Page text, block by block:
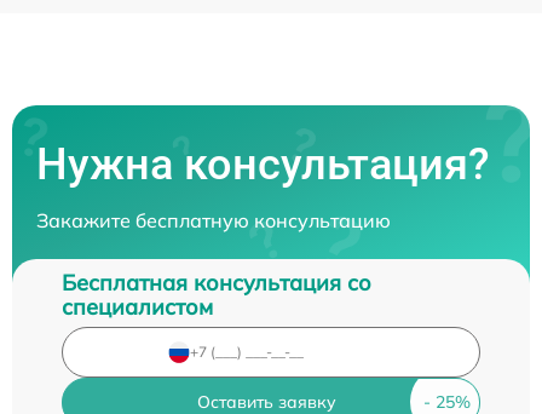
Нужна консультация?
Закажите бесплатную консультацию
Бесплатная консультация со
специалистом
Оставить заявку